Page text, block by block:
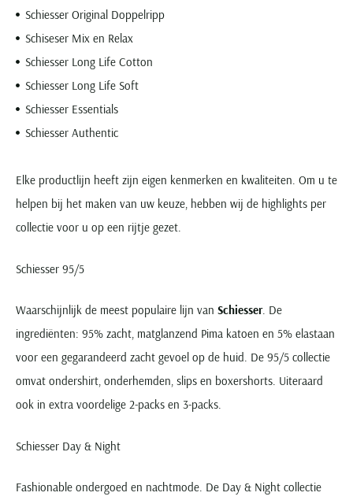
Schiesser Original Doppelripp
Schiseser Mix en Relax
Schiesser Long Life Cotton
Schiesser Long Life Soft
Schiesser Essentials
Schiesser Authentic
Elke productlijn heeft zijn eigen kenmerken en kwaliteiten. Om u te
helpen bij het maken van uw keuze, hebben wij de highlights per
collectie voor u op een rijtje gezet.
Schiesser 95/5
Waarschijnlijk de meest populaire lijn van Schiesser. De
ingrediënten: 95% zacht, matglanzend Pima katoen en 5% elastaan
voor een gegarandeerd zacht gevoel op de huid. De 95/5 collectie
omvat ondershirt, onderhemden, slips en boxershorts. Uiteraard
ook in extra voordelige 2-packs en 3-packs.
Schiesser Day & Night
Fashionable ondergoed en nachtmode. De Day & Night collectie